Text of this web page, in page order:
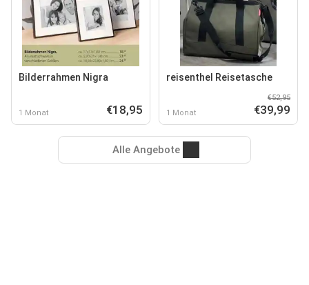
Bilderrahmen Nigra
1 Monat €18,95
reisenthel Reisetasche
1 Monat
€52,95
€39,99
Alle Angebote